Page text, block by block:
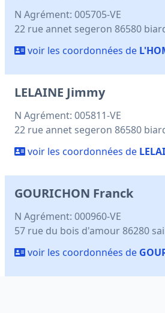
N Agrément: 005705-VE
22 rue annet segeron 86580
voir les coordonnées de
LELAINE Jimmy
N Agrément: 005811-VE
22 rue annet segeron 86580
voir les coordonnées de
GOURICHON Franck
N Agrément: 000960-VE
57 rue du bois d'amour 86280
voir les coordonnées de